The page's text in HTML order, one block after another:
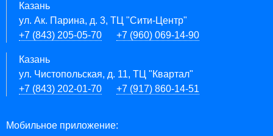
Казань
ул. Ак. Парина, д. 3, ТЦ "Сити-Центр"
+7 (843) 205-05-70
+7 (960) 069-14-90
Казань
ул. Чистопольская, д. 11, ТЦ "Квартал"
+7 (843) 202-01-70
+7 (917) 860-14-51
Мобильное приложение: